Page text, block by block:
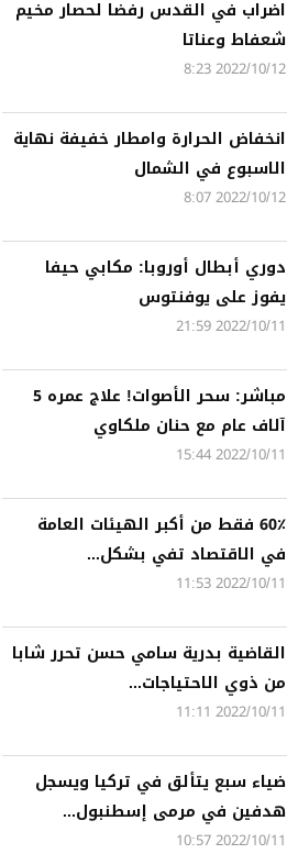
اضراب في القدس رفضا لحصار مخيم
شعفاط وعناتا
2022/10/12 8:23
انخفاض الحرارة وامطار خفيفة نهاية
الاسبوع في الشمال
2022/10/12 8:07
دوري أبطال أوروبا: مكابي حيفا
يفوز على يوفنتوس
2022/10/11 21:59
مباشر: سحر الأصوات! علاج عمره 5
آلاف عام مع حنان ملكاوي
2022/10/11 15:44
60٪ فقط من أكبر الهيئات العامة
في الاقتصاد تفي بشكل...
2022/10/11 11:53
القاضية بدرية سامي حسن تحرر شابا
من ذوي الاحتياجات...
2022/10/11 11:11
ضياء سبع يتألق في تركيا ويسجل
هدفين في مرمى إسطنبول...
2022/10/11 10:57